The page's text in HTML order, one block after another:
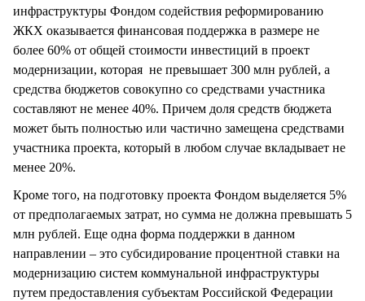
инфраструктуры Фондом содействия реформированию
ЖКХ оказывается финансовая поддержка в размере не
более 60% от общей стоимости инвестиций в проект
модернизации, которая не превышает 300 млн рублей, а
средства бюджетов совокупно со средствами участника
составляют не менее 40%. Причем доля средств бюджета
может быть полностью или частично замещена средствами
участника проекта, который в любом случае вкладывает не
менее 20%.
Кроме того, на подготовку проекта Фондом выделяется 5%
от предполагаемых затрат, но сумма не должна превышать 5
млн рублей. Еще одна форма поддержки в данном
направлении – это субсидирование процентной ставки на
модернизацию систем коммунальной инфраструктуры
путем предоставления субъектам Российской Федерации